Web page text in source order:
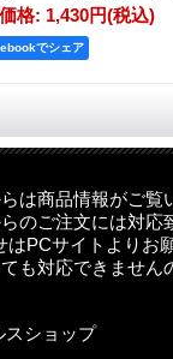
格: 1,430円(税込)
でシェア
きが ふりまし
はじまりの言葉に
れていく詩のよう
遠い星をながめて
は商品情報がご覧
のご注文には対応
PCサイトよりお
も対応できません
スショップ